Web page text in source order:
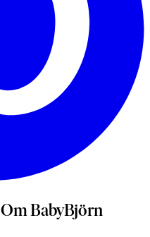
Om BabyBjörn